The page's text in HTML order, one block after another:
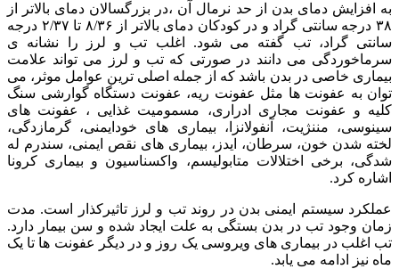
به افزایش دمای بدن از حد نرمال آن ،در بزرگسالان دمای بالاتر از
۳۸ درجه سانتی گراد و در کودکان دمای بالاتر از ۸/۳۶ تا ۲/۳۷ درجه
سانتی گراد، تب گفته می شود. اغلب تب و لرز را نشانه ی
سرماخوردگی می دانند در صورتی که تب و لرز می تواند علامت
بیماری خاصی در بدن باشد که از جمله اصلی ترین عوامل موثر، می
توان به عفونت ها مثل عفونت ریه، عفونت دستگاه گوارشی سنگ
کلیه و عفونت مجاری ادراری، مسمومیت غذایی ، عفونت های
سینوسی، مننژیت، آنفولانزا، بیماری های خودایمنی، گرمازدگی،
لخته شدن خون، سرطان، ایدز، بیماری های نقص ایمنی، سندرم له
شدگی، برخی اختلالات متابولیسم، واکسناسیون و بیماری کرونا
اشاره کرد.
عملکرد سیستم ایمنی بدن در روند تب و لرز تاثیرکذار است. مدت
زمان وجود تب در بدن بستگی به علت ایجاد شده و سن بیمار دارد.
تب اغلب در بیماری های ویروسی یک روز و در دیگر عفونت ها تا یک
ماه نیز ادامه می یابد.